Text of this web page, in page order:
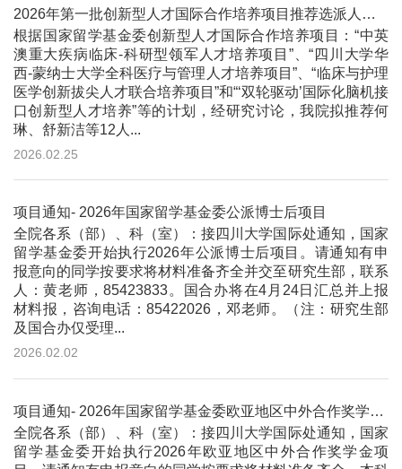
2026年第一批创新型人才国际合作培养项目推荐选派人员公示
根据国家留学基金委创新型人才国际合作培养项目：“中英
澳重大疾病临床-科研型领军人才培养项目”、“四川大学华
西-蒙纳士大学全科医疗与管理人才培养项目”、“临床与护理
医学创新拔尖人才联合培养项目”和“‘双轮驱动’国际化脑机接
口创新型人才培养”等的计划，经研究讨论，我院拟推荐何
琳、舒新洁等12人...
2026.02.25
项目通知- 2026年国家留学基金委公派博士后项目
全院各系（部）、科（室）：接四川大学国际处通知，国家
留学基金委开始执行2026年公派博士后项目。请通知有申
报意向的同学按要求将材料准备齐全并交至研究生部，联系
人：黄老师，85423833。国合办将在4月24日汇总并上报
材料报，咨询电话：85422026，邓老师。（注：研究生部
及国合办仅受理...
2026.02.02
项目通知- 2026年国家留学基金委欧亚地区中外合作奖学金项目
全院各系（部）、科（室）：接四川大学国际处通知，国家
留学基金委开始执行2026年欧亚地区中外合作奖学金项